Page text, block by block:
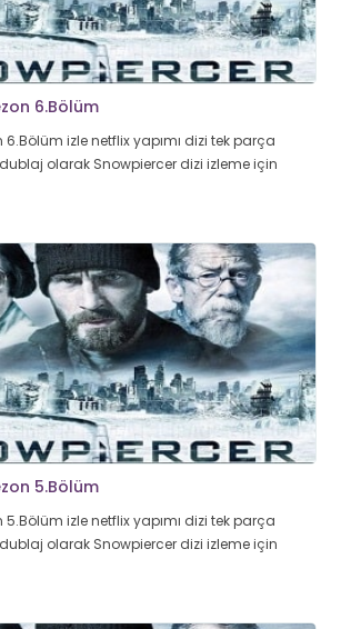
6.Bölüm
6.Bölüm izle netflix yapımı dizi tek parça
olarak Snowpiercer dizi izleme için
5.Bölüm
5.Bölüm izle netflix yapımı dizi tek parça
olarak Snowpiercer dizi izleme için